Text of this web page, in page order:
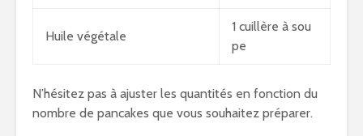
Huile végétale
1 cuillère à sou
pe
N’hésitez pas à ajuster les quantités en fonction du
nombre de pancakes que vous souhaitez préparer.